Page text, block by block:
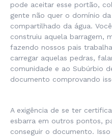
pode aceitar esse portão,
gente não quer o domínio
compartilhado da água.
construiu aquela barragem,
fazendo nossos pais
carregar aquelas pedras,
comunidade e ao Subúrbio
documento comprovando
A exigência de se ter
esbarra em outros pontos,
conseguir o documento.